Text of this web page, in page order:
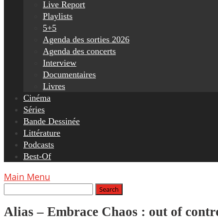
Live Report
Playlists
5+5
Agenda des sorties 2026
Agenda des concerts
Interview
Documentaires
Livres
Cinéma
Séries
Bande Dessinée
Littérature
Podcasts
Best-Of
Main Menu
Alias – Embrace Chaos : out of